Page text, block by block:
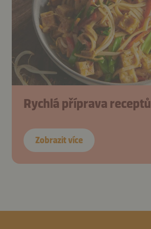
Rychlá příprava receptů
Zobrazit více